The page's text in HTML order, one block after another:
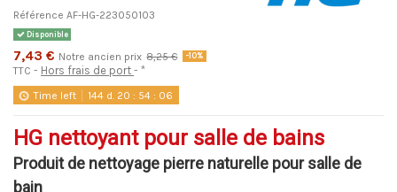
Référence AF-HG-223050103
Disponible
7,43 € Notre ancien prix 8,25 € -10%
TTC Hors frais de port *
Time left 144 d. 20 : 54 : 06
HG nettoyant pour salle de bains
Produit de nettoyage pierre naturelle pour salle de
bain